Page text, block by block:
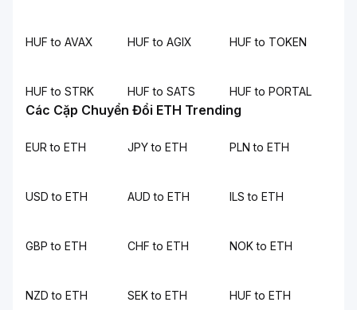
HUF to AVAX HUF to AGIX HUF to TOKEN
HUF to STRK HUF to SATS HUF to PORTAL
Các Cặp Chuyển Đổi ETH Trending
EUR to ETH JPY to ETH PLN to ETH
USD to ETH AUD to ETH ILS to ETH
GBP to ETH CHF to ETH NOK to ETH
NZD to ETH SEK to ETH HUF to ETH